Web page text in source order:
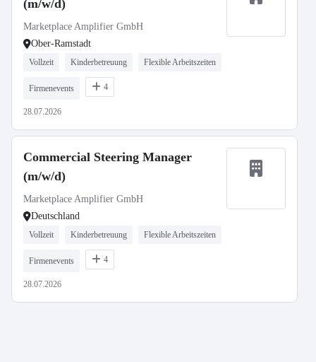
(m/w/d)
Marketplace Amplifier GmbH
Ober-Ramstadt
Vollzeit Kinderbetreuung Flexible Arbeitszeiten
Firmenevents 4
28.07.2026
Commercial Steering Manager
(m/w/d)
Marketplace Amplifier GmbH
Deutschland
Vollzeit Kinderbetreuung Flexible Arbeitszeiten
Firmenevents 4
28.07.2026